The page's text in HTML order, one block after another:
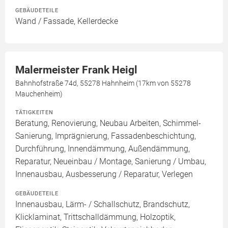
GEBÄUDETEILE
Wand / Fassade, Kellerdecke
Malermeister Frank Heigl
Bahnhofstraße 74d, 55278 Hahnheim (17km von 55278
Mauchenheim)
TÄTIGKEITEN
Beratung, Renovierung, Neubau Arbeiten, Schimmel-
Sanierung, Imprägnierung, Fassadenbeschichtung,
Durchführung, Innendämmung, Außendämmung,
Reparatur, Neueinbau / Montage, Sanierung / Umbau,
Innenausbau, Ausbesserung / Reparatur, Verlegen
GEBÄUDETEILE
Innenausbau, Lärm- / Schallschutz, Brandschutz,
Klicklaminat, Trittschalldämmung, Holzoptik,